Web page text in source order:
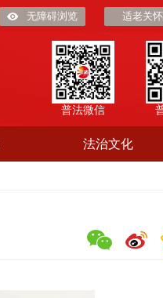
无障碍浏览 适老关
普法微信
法治文化